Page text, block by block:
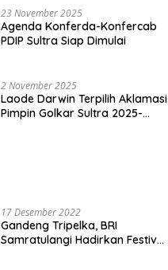
23 November 2025
Agenda Konferda-Konfercab
PDIP Sultra Siap Dimulai
2 November 2025
Laode Darwin Terpilih Aklamasi
Pimpin Golkar Sultra 2025-
17 Desember 2022
Gandeng Tripelka, BRI
Samratulangi Hadirkan Festival